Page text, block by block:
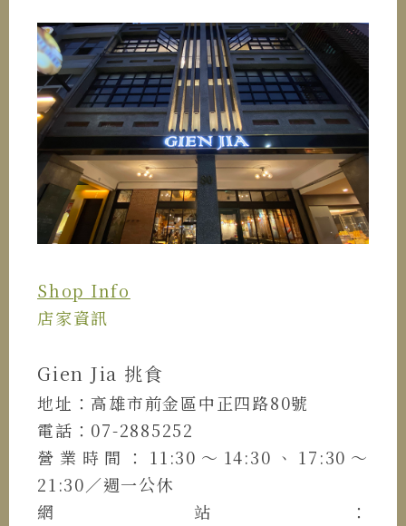
Shop Info
店家資訊
Gien Jia 挑食
地址：高雄市前金區中正四路80號
電話：07-2885252
營業時間：11:30～14:30、17:30～
21:30／週一公休
網站：